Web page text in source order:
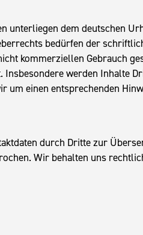
unterliegen dem deutschen
bedürfen der
kommerziellen Gebrauch
werden Inhalte
einen entsprechenden
durch Dritte zur
Wir behalten uns